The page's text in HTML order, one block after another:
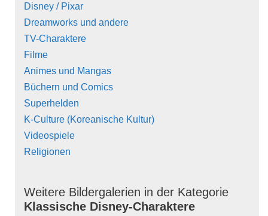
Disney / Pixar
Dreamworks und andere
TV-Charaktere
Filme
Animes und Mangas
Büchern und Comics
Superhelden
K-Culture (Koreanische Kultur)
Videospiele
Religionen
Weitere Bildergalerien in der Kategorie
Klassische Disney-Charaktere